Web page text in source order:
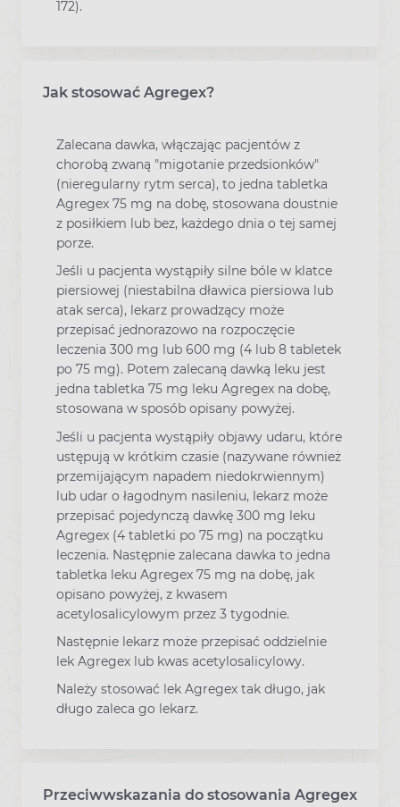
172).
Jak stosować Agregex?
Zalecana dawka, włączając pacjentów z
chorobą zwaną "migotanie przedsionków"
(nieregularny rytm serca), to jedna tabletka
Agregex 75 mg na dobę, stosowana doustnie
z posiłkiem lub bez, każdego dnia o tej samej
porze.
Jeśli u pacjenta wystąpiły silne bóle w klatce
piersiowej (niestabilna dławica piersiowa lub
atak serca), lekarz prowadzący może
przepisać jednorazowo na rozpoczęcie
leczenia 300 mg lub 600 mg (4 lub 8 tabletek
po 75 mg). Potem zalecaną dawką leku jest
jedna tabletka 75 mg leku Agregex na dobę,
stosowana w sposób opisany powyżej.
Jeśli u pacjenta wystąpiły objawy udaru, które
ustępują w krótkim czasie (nazywane również
przemijającym napadem niedokrwiennym)
lub udar o łagodnym nasileniu, lekarz może
przepisać pojedynczą dawkę 300 mg leku
Agregex (4 tabletki po 75 mg) na początku
leczenia. Następnie zalecana dawka to jedna
tabletka leku Agregex 75 mg na dobę, jak
opisano powyżej, z kwasem
acetylosalicylowym przez 3 tygodnie.
Następnie lekarz może przepisać oddzielnie
lek Agregex lub kwas acetylosalicylowy.
Należy stosować lek Agregex tak długo, jak
długo zaleca go lekarz.
Przeciwwskazania do stosowania Agregex